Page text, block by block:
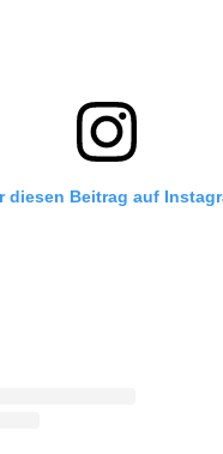
diesen Beitrag auf